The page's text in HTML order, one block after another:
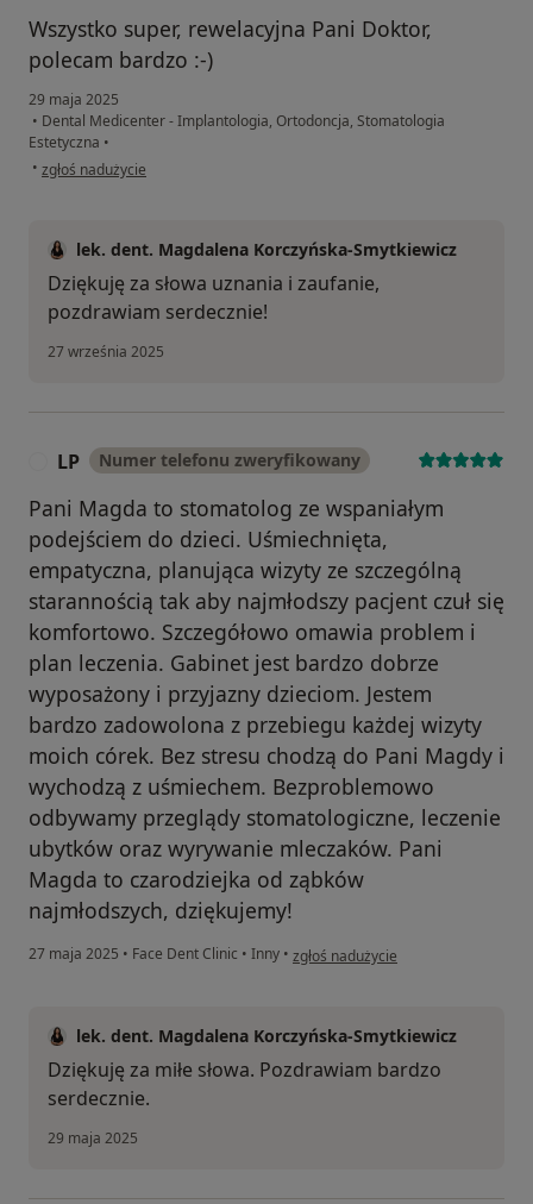
Wszystko super, rewelacyjna Pani Doktor,
polecam bardzo :-)
29 maja 2025
• Dental Medicenter - Implantologia, Ortodoncja, Stomatologia
Estetyczna •
• w opinii użytkownika Lukasz
zgłoś nadużycie
lek. dent. Magdalena Korczyńska-Smytkiewicz
Dziękuję za słowa uznania i zaufanie,
pozdrawiam serdecznie!
27 września 2025
LP Numer telefonu zweryfikowany
Pani Magda to stomatolog ze wspaniałym
podejściem do dzieci. Uśmiechnięta,
empatyczna, planująca wizyty ze szczególną
starannością tak aby najmłodszy pacjent czuł się
komfortowo. Szczegółowo omawia problem i
plan leczenia. Gabinet jest bardzo dobrze
wyposażony i przyjazny dzieciom. Jestem
bardzo zadowolona z przebiegu każdej wizyty
moich córek. Bez stresu chodzą do Pani Magdy i
wychodzą z uśmiechem. Bezproblemowo
odbywamy przeglądy stomatologiczne, leczenie
ubytków oraz wyrywanie mleczaków. Pani
Magda to czarodziejka od ząbków
najmłodszych, dziękujemy!
27 maja 2025 • Face Dent Clinic • Inny • w opinii użytkownika LP
zgłoś nadużycie
lek. dent. Magdalena Korczyńska-Smytkiewicz
Dziękuję za miłe słowa. Pozdrawiam bardzo
serdecznie.
29 maja 2025